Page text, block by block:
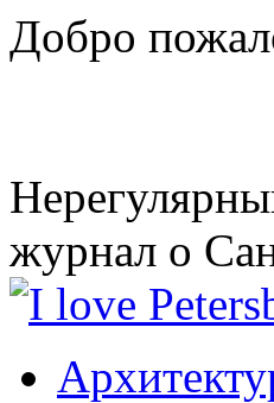
Добро
журнал о